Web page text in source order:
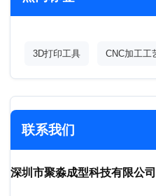
3D打印工具 CNC加工工
联系我们
深圳市聚淼成型科技有限公司